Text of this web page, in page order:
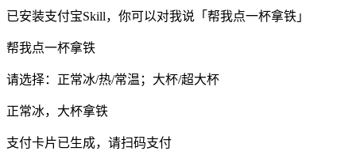
已安装支付宝Skill，你可以对我说「帮我点一杯拿铁」
帮我点一杯拿铁
请选择：正常冰/热/常温；大杯/超大杯
正常冰，大杯拿铁
支付卡片已生成，请扫码支付